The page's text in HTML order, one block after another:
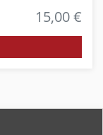
15,00 €